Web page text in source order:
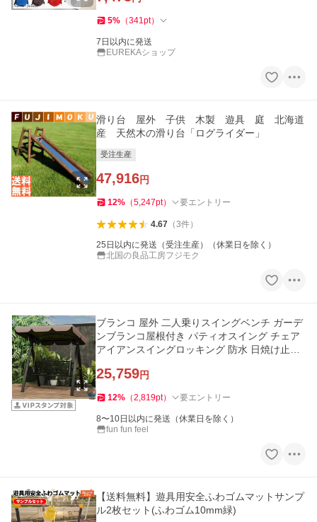
5% （341pt）
7日以内に発送
EUREKAショップ
滑り台 屋外 子供 木製 遊具 庭 北海道
産 天然木の滑り台「ログライダー」
受注生産
47,916円
12% （5,247pt） 要エントリー
4.67（3件）
25日以内に発送（受注生産）（休業日を除く）
北国の良品工房フジモク
ブランコ 屋外 二人乗りスイングベンチ ガーデ
ンブランコ屋根付き パティオスイング チェア
アイアンスイングロッキング 防水 日焼け止め
25,759円
12% （2,819pt） 要エントリー
8〜10日以内に発送（休業日を除く）
fun fun feel
【送料無料】遊具用安全ふわゴムマットサンプ
ル2枚セット(ふわゴム10mm緑)